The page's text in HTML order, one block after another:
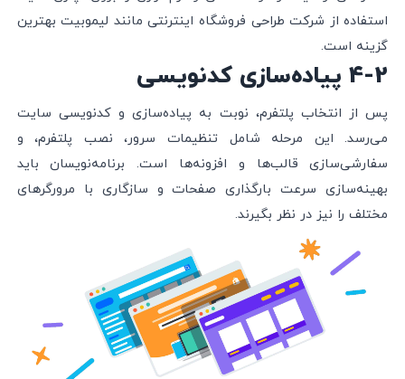
استفاده از شرکت طراحی فروشگاه اینترنتی مانند لیموبیت بهترین
گزینه است.
4-2 پیاده‌سازی کدنویسی
پس از انتخاب پلتفرم، نوبت به پیاده‌سازی و کدنویسی سایت
می‌رسد. این مرحله شامل تنظیمات سرور، نصب پلتفرم، و
سفارشی‌سازی قالب‌ها و افزونه‌ها است. برنامه‌نویسان باید
بهینه‌سازی سرعت بارگذاری صفحات و سازگاری با مرورگرهای
مختلف را نیز در نظر بگیرند.